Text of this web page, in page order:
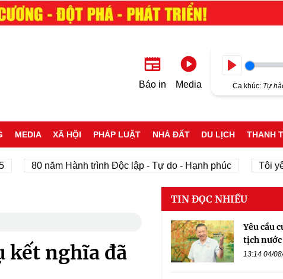
Báo in Media Ca khúc: Tự
MEDIA XÃ HỘI PHÁP LUẬT NHÀ ĐẤT DU LỊCH THANH
80 năm Hành trình Độc lập - Tự do - Hạnh phúc Tôi yêu Tổ
kết nghĩa đã
TIN ĐỌC NHIỀU
Yêu cầu
tịch nước
13:14 04/